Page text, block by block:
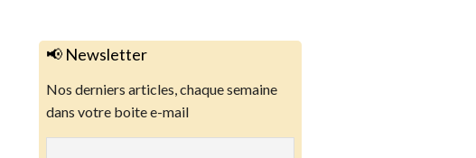
📢 Newsletter
Nos derniers articles, chaque semaine
dans votre boite e-mail